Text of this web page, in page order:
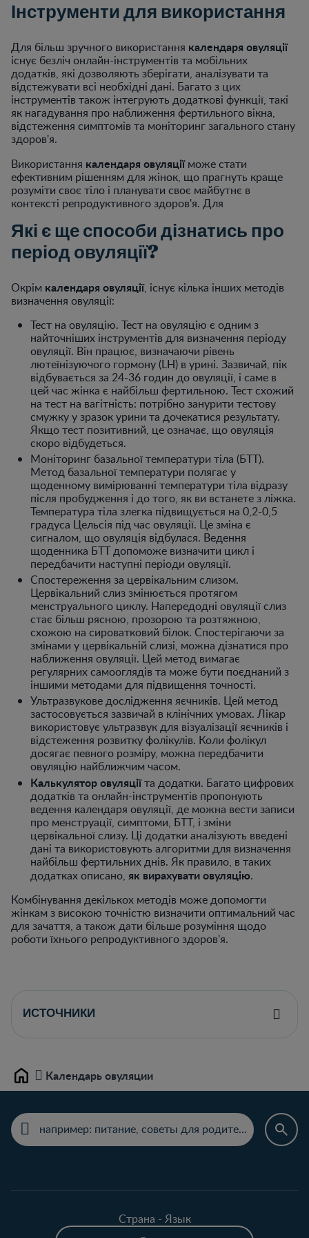
Інструменти для використання
Для більш зручного використання календаря овуляції
існує безліч онлайн-інструментів та мобільних
додатків, які дозволяють зберігати, аналізувати та
відстежувати всі необхідні дані. Багато з цих
інструментів також інтегрують додаткові функції, такі
як нагадування про наближення фертильного вікна,
відстеження симптомів та моніторинг загального стану
здоров'я.
Використання календаря овуляціїможе стати
ефективним рішенням для жінок, що прагнуть краще
розуміти своє тіло і планувати своє майбутнє в
контексті репродуктивного здоров'я. Для
Які є ще способи дізнатись про
період овуляції?
Окрім календаря овуляції, існує кілька інших методів
визначення овуляції:
Тест на овуляцію. Тест на овуляцію є одним з
найточніших інструментів для визначення періоду
овуляції. Він працює, визначаючи рівень
лютеїнізуючого гормону (LH) в урині. Зазвичай, пік
відбувається за 24-36 годин до овуляції, і саме в
цей час жінка є найбільш фертильною. Тест схожий
на тест на вагітність: потрібно занурити тестову
смужку у зразок урини та дочекатися результату.
Якщо тест позитивний, це означає, що овуляція
скоро відбудеться.
Моніторинг базальної температури тіла (БТТ).
Метод базальної температури полягає у
щоденному вимірюванні температури тіла відразу
після пробудження і до того, як ви встанете з ліжка.
Температура тіла злегка підвищується на 0,2-0,5
градуса Цельсія під час овуляції. Це зміна є
сигналом, що овуляція відбулася. Ведення
щоденника БТТ допоможе визначити цикл і
передбачити наступні періоди овуляції.
Спостереження за цервікальним слизом.
Цервікальний слиз змінюється протягом
менструального циклу. Напередодні овуляції слиз
стає більш рясною, прозорою та розтяжною,
схожою на сироватковий білок. Спостерігаючи за
змінами у цервікальній слизі, можна дізнатися про
наближення овуляції. Цей метод вимагає
регулярних самооглядів та може бути поєднаний з
іншими методами для підвищення точності.
Ультразвукове дослідження яєчників. Цей метод
застосовується зазвичай в клінічних умовах. Лікар
використовує ультразвук для візуалізації яєчників і
відстеження розвитку фолікулів. Коли фолікул
досягає певного розміру, можна передбачити
овуляцію найближчим часом.
Калькулятор овуляціїта додатки. Багато цифрових
додатків та онлайн-інструментів пропонують
ведення календаря овуляції, де можна вести записи
про менструації, симптоми, БТТ, і зміни
цервікальної слизу. Ці додатки аналізують введені
дані та використовують алгоритми для визначення
найбільш фертильних днів. Як правило, в таких
додатках описано, як вирахувати овуляцію.
Комбінування декількох методів може допомогти
жінкам з високою точністю визначити оптимальний час
для зачаття, а також дати більше розуміння щодо
роботи їхнього репродуктивного здоров'я.
ИСТОЧНИКИ
Home Календарь овуляции
Страна - Язык